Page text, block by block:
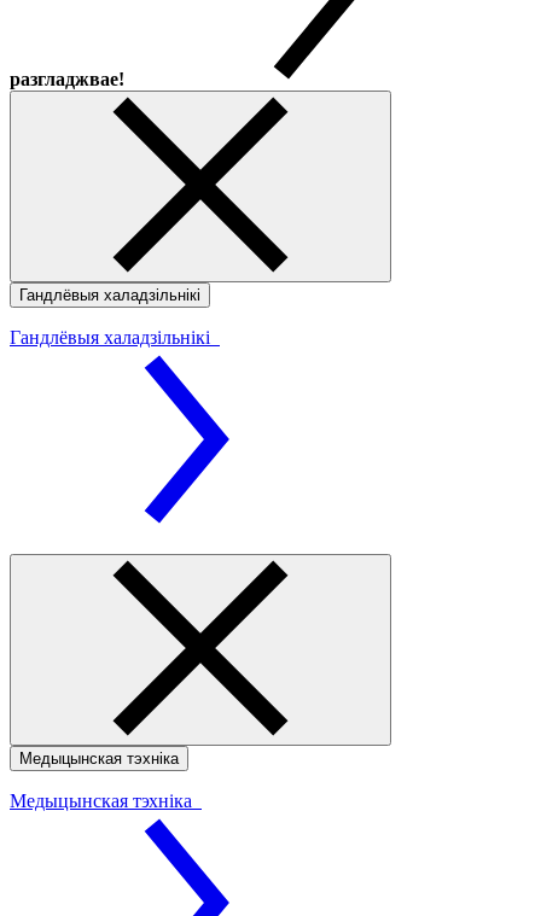
разгладжвае!
Гандлёвыя халадзільнікі
Гандлёвыя халадзільнікі
Медыцынская тэхніка
Медыцынская тэхніка